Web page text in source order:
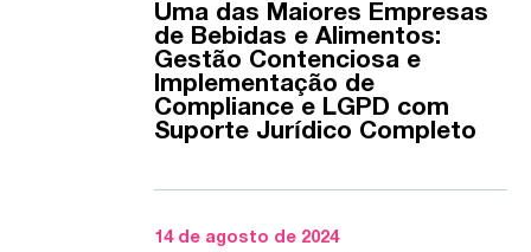
Uma das Maiores Empresas
de Bebidas e Alimentos:
Gestão Contenciosa e
Implementação de
Compliance e LGPD com
Suporte Jurídico Completo
14 de agosto de 2024